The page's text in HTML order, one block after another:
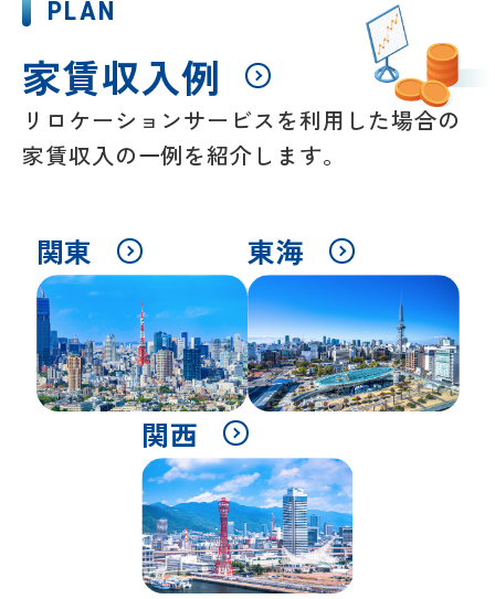
PLAN
家賃収入例
リロケーションサービスを利用した場合の
家賃収入の一例を紹介します。
関東 東海
関西